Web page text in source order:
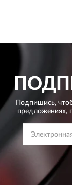
Подпишись,
предложениях,